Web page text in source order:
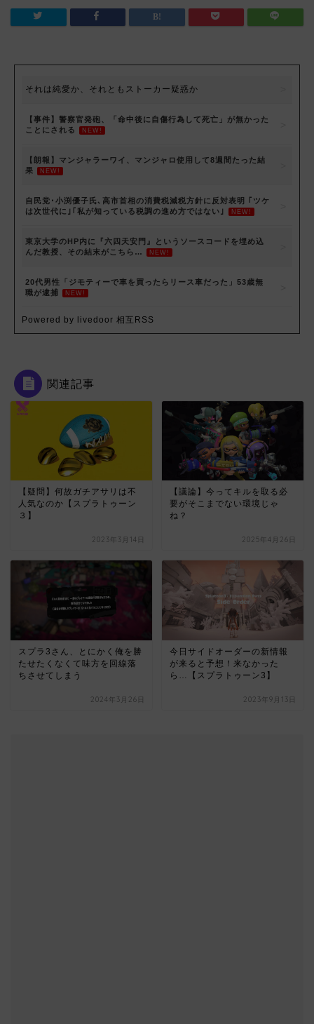
それは純愛か、それともストーカー疑惑か
【事件】警察官発砲、「命中後に自傷行為して死亡」が無かった
ことにされる
NEW!
【朗報】マンジャラーワイ、マンジャロ使用して8週間たった結
果
NEW!
自民党･小渕優子氏､高市首相の消費税減税方針に反対表明 ｢ツケ
は次世代に｣｢私が知っている税調の進め方ではない｣
NEW!
東京大学のHP内に『六四天安門』というソースコードを埋め込
んだ教授、その結末がこちら…
NEW!
20代男性「ジモティーで車を買ったらリース車だった」53歳無
職が逮捕
NEW!
Powered by livedoor 相互RSS
関連記事
【疑問】何故ガチアサリは不
人気なのか【スプラトゥーン
３】
2023年3月14日
【議論】今ってキルを取る必
要がそこまでない環境じゃ
ね？
2025年4月26日
スプラ3さん、とにかく俺を勝
たせたくなくて味方を回線落
ちさせてしまう
2024年3月26日
今日サイドオーダーの新情報
が来ると予想！来なかった
ら…【スプラトゥーン3】
2023年9月13日